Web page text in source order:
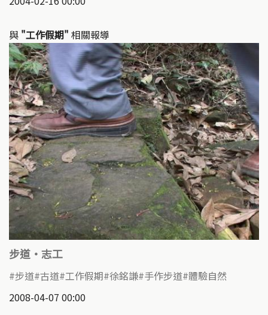
與 "工作假期" 相關報導
步道‧志工
步道 古道 工作假期 徐銘謙 手作步道 體驗自然
2008-04-07 00:00